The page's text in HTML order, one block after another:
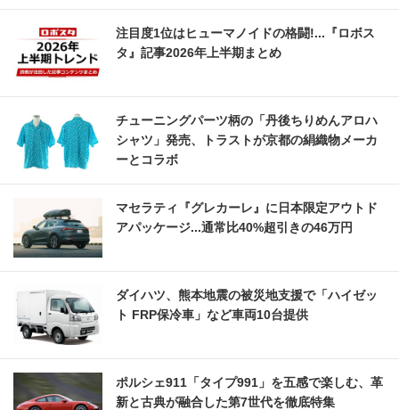
注目度1位はヒューマノイドの格闘!...『ロボス
タ』記事2026年上半期まとめ
チューニングパーツ柄の「丹後ちりめんアロハ
シャツ」発売、トラストが京都の絹織物メーカ
ーとコラボ
マセラティ『グレカーレ』に日本限定アウトド
アパッケージ...通常比40%超引きの46万円
ダイハツ、熊本地震の被災地支援で「ハイゼッ
ト FRP保冷車」など車両10台提供
ポルシェ911「タイプ991」を五感で楽しむ、革
新と古典が融合した第7世代を徹底特集